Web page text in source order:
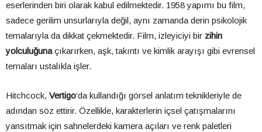
eserlerinden biri olarak kabul edilmektedir. 1958 yapımı bu film,
sadece gerilim unsurlarıyla değil, aynı zamanda derin psikolojik
temalarıyla da dikkat çekmektedir. Film, izleyiciyi bir zihin
yolculuğunaçıkarırken, aşk, takıntı ve kimlik arayışı gibi evrensel
temaları ustalıkla işler.
Hitchcock, Vertigo‘da kullandığı görsel anlatım teknikleriyle de
adından söz ettirir. Özellikle, karakterlerin içsel çatışmalarını
yansıtmak için sahnelerdeki kamera açıları ve renk paletleri